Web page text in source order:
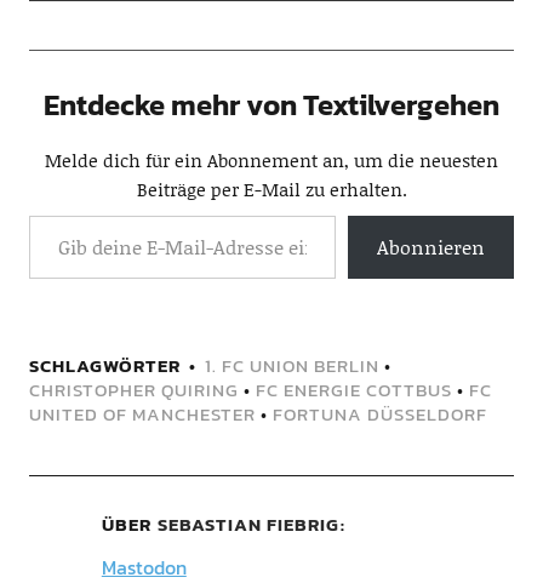
Entdecke mehr von Textilvergehen
Melde dich für ein Abonnement an, um die neuesten
Beiträge per E-Mail zu erhalten.
Abonnieren
SCHLAGWÖRTER 1. FC UNION BERLIN •
CHRISTOPHER QUIRING • FC ENERGIE COTTBUS • FC
UNITED OF MANCHESTER • FORTUNA DÜSSELDORF
ÜBER SEBASTIAN FIEBRIG
Mastodon